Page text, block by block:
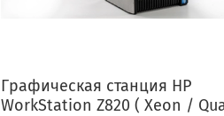
Графическая станция HP
WorkStation Z820 ( Xeon /